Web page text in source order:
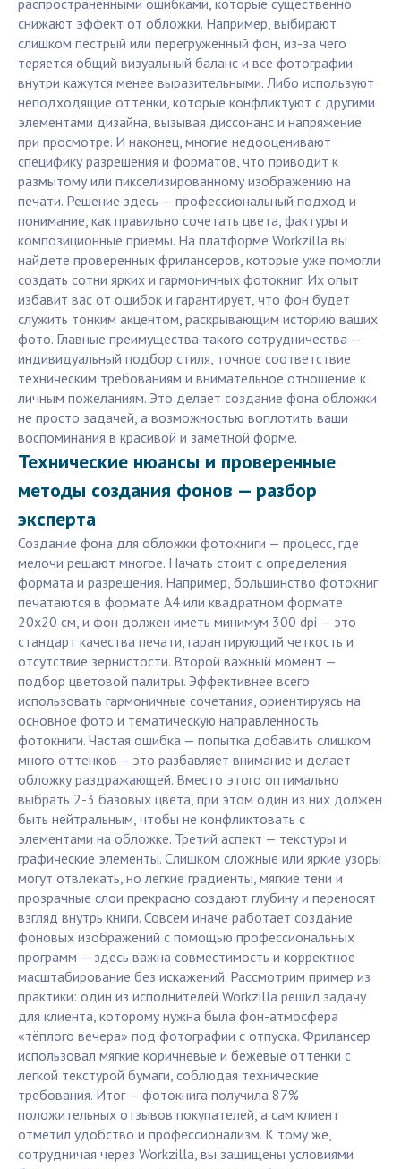
распространёнными ошибками, которые существенно
снижают эффект от обложки. Например, выбирают
слишком пёстрый или перегруженный фон, из-за чего
теряется общий визуальный баланс и все фотографии
внутри кажутся менее выразительными. Либо используют
неподходящие оттенки, которые конфликтуют с другими
элементами дизайна, вызывая диссонанс и напряжение
при просмотре. И наконец, многие недооценивают
специфику разрешения и форматов, что приводит к
размытому или пикселизированному изображению на
печати. Решение здесь — профессиональный подход и
понимание, как правильно сочетать цвета, фактуры и
композиционные приемы. На платформе Workzilla вы
найдете проверенных фрилансеров, которые уже помогли
создать сотни ярких и гармоничных фотокниг. Их опыт
избавит вас от ошибок и гарантирует, что фон будет
служить тонким акцентом, раскрывающим историю ваших
фото. Главные преимущества такого сотрудничества —
индивидуальный подбор стиля, точное соответствие
техническим требованиям и внимательное отношение к
личным пожеланиям. Это делает создание фона обложки
не просто задачей, а возможностью воплотить ваши
воспоминания в красивой и заметной форме.
Технические нюансы и проверенные
методы создания фонов — разбор
эксперта
Создание фона для обложки фотокниги — процесс, где
мелочи решают многое. Начать стоит с определения
формата и разрешения. Например, большинство фотокниг
печатаются в формате А4 или квадратном формате
20х20 см, и фон должен иметь минимум 300 dpi — это
стандарт качества печати, гарантирующий четкость и
отсутствие зернистости. Второй важный момент —
подбор цветовой палитры. Эффективнее всего
использовать гармоничные сочетания, ориентируясь на
основное фото и тематическую направленность
фотокниги. Частая ошибка — попытка добавить слишком
много оттенков – это разбавляет внимание и делает
обложку раздражающей. Вместо этого оптимально
выбрать 2-3 базовых цвета, при этом один из них должен
быть нейтральным, чтобы не конфликтовать с
элементами на обложке. Третий аспект — текстуры и
графические элементы. Слишком сложные или яркие узоры
могут отвлекать, но легкие градиенты, мягкие тени и
прозрачные слои прекрасно создают глубину и переносят
взгляд внутрь книги. Совсем иначе работает создание
фоновых изображений с помощью профессиональных
программ — здесь важна совместимость и корректное
масштабирование без искажений. Рассмотрим пример из
практики: один из исполнителей Workzilla решил задачу
для клиента, которому нужна была фон-атмосфера
«тёплого вечера» под фотографии с отпуска. Фрилансер
использовал мягкие коричневые и бежевые оттенки с
легкой текстурой бумаги, соблюдая технические
требования. Итог — фотокнига получила 87%
положительных отзывов покупателей, а сам клиент
отметил удобство и профессионализм. К тому же,
сотрудничая через Workzilla, вы защищены условиями